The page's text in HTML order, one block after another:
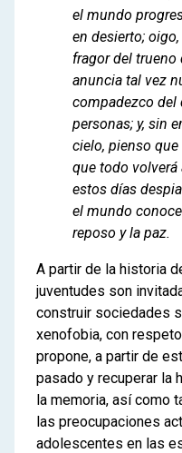
el mundo
en desierto;
fragor del trueno
anuncia tal vez
compadezco del
personas; y, sin
cielo, pienso
que todo volverá
estos días
el mundo
reposo y la paz.
A partir de la historia
juventudes son
construir sociedades
xenofobia, con
propone, a partir de
pasado y recuperar la
la memoria, así como
las preocupaciones
adolescentes en las